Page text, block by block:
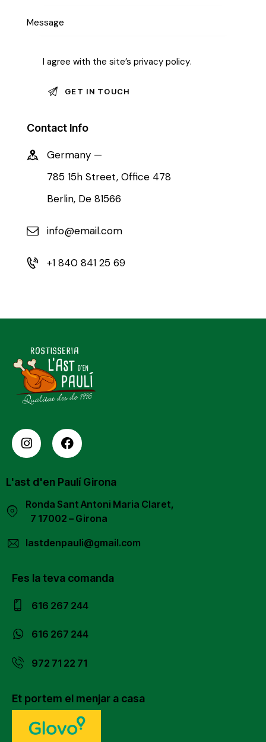
I agree with the site’s privacy policy.
Contact Info
Germany —
785 15h Street, Office 478
Berlin, De 81566
info@email.com
+1 840 841 25 69
L'ast d'en Paulí Girona
Ronda Sant Antoni Maria Claret,
7 17002 – Girona
lastdenpauli@gmail.com
Fes la teva comanda
616 267 244
616 267 244
972 71 22 71
Et portem el menjar a casa